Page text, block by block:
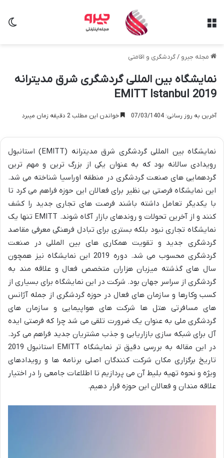
مجله جیرو /گردشگری و اقامتی
نمایشگاه بین المللی گردشگری شرق مدیترانه
EMITT Istanbul 2019
آخرین به روز رسانی: 07/03/1404 خواندن این مطلب 2 دقیقه زمان میبرد
نمایشگاه بین المللی گردشگری شرق مدیترانه (EMITT) استانبول
رویدادی سالانه بود که به عنوان یکی از بزرگ ترین و مهم ترین
گردهمایی های صنعت گردشگری در منطقه اوراسیا شناخته می شد.
این نمایشگاه فرصتی بی نظیر برای فعالان این حوزه فراهم می کرد تا
با یکدیگر تعامل داشته باشند فرصت های تجاری جدید را کشف
کنند و از آخرین تحولات و روندهای بازار آگاه شوند. EMITT تنها یک
نمایشگاه تجاری نبود بلکه بستری برای تبادل فرهنگی معرفی مقاصد
گردشگری جدید و تقویت همکاری های بین المللی در صنعت
گردشگری محسوب می شد. دوره 2019 این نمایشگاه نیز همچون
سال های گذشته میزبان هزاران متخصص فعال و علاقه مند به
گردشگری از سراسر جهان بود. شرکت در این نمایشگاه برای بسیاری از
کسب وکارها و سازمان های فعال در حوزه گردشگری از جمله آژانس
های مسافرتی هتل ها شرکت های هواپیمایی و سازمان های
گردشگری ملی به عنوان یک ضرورت تلقی می شد چرا که فرصتی ایده
آل برای شبکه سازی بازاریابی و جذب مشتریان جدید فراهم می کرد.
در این مقاله به بررسی دقیق تر نمایشگاه EMITT استانبول 2019
تاریخ برگزاری مکان شرکت کنندگان اصلی برنامه ها و رویدادهای
ویژه و نحوه تهیه بلیط آن می پردازیم تا اطلاعات جامعی را در اختیار
علاقه مندان و فعالان این حوزه قرار دهیم.